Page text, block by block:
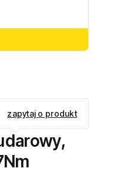
zapytaj o produkt